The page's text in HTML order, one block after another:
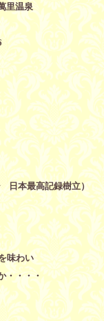
里温泉
日本最高記録樹立）
味わい
・・・・